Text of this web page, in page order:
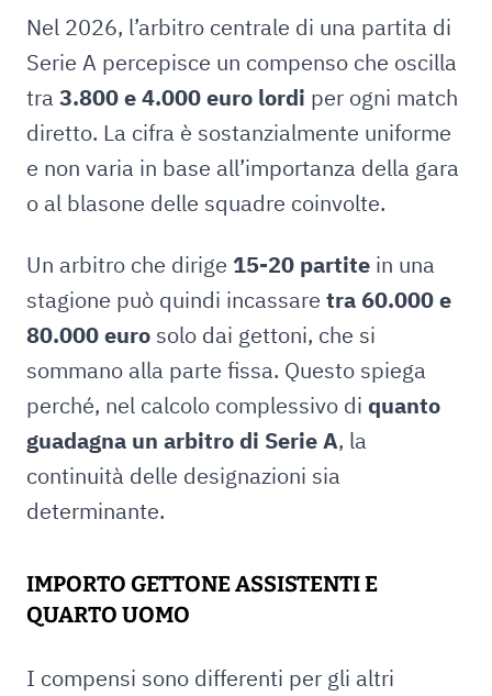
Nel 2026, l’arbitro centrale di una partita di
Serie A percepisce un compenso che oscilla
tra 3.800 e 4.000 euro lordi per ogni match
diretto. La cifra è sostanzialmente uniforme
e non varia in base all’importanza della gara
o al blasone delle squadre coinvolte.
Un arbitro che dirige 15-20 partite in una
stagione può quindi incassare tra 60.000 e
80.000 euro solo dai gettoni, che si
sommano alla parte fissa. Questo spiega
perché, nel calcolo complessivo di quanto
guadagna un arbitro di Serie A, la
continuità delle designazioni sia
determinante.
IMPORTO GETTONE ASSISTENTI E
QUARTO UOMO
I compensi sono differenti per gli altri